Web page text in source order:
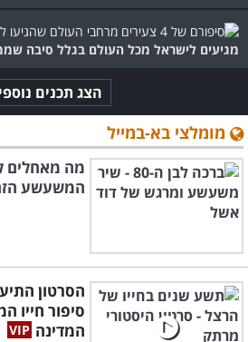
מגיעים לישראל מכל העולם בגלל סיבה
הצג תכנים
מומלצי בא-במייל
המשעשע
הסרטון
סיפור חייו
המדינה